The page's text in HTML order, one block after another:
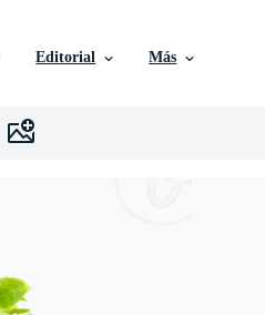
Editorial Más